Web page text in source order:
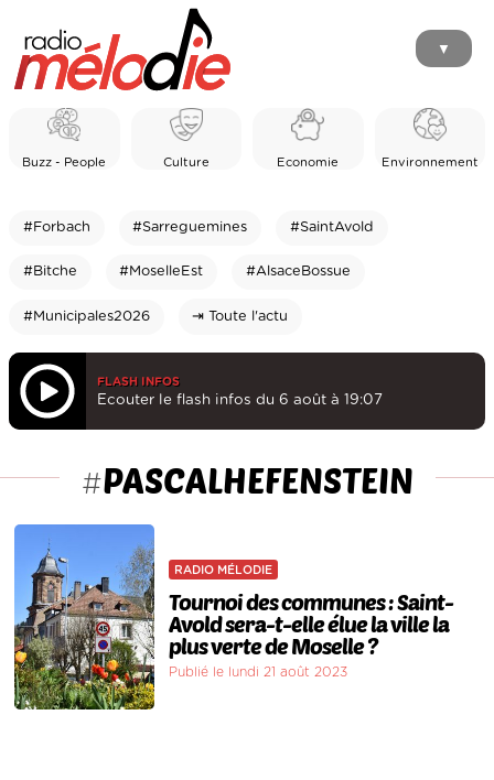
▼
Buzz - People Culture Economie Environnement
#Forbach #Sarreguemines #SaintAvold
#Bitche #MoselleEst #AlsaceBossue
#Municipales2026 ⇥ Toute l'actu
FLASH INFOS
Ecouter le flash infos du 6 août à 19:07
#PASCALHEFENSTEIN
RADIO MÉLODIE
Tournoi des communes : Saint-
Avold sera-t-elle élue la ville la
plus verte de Moselle ?
Publié le lundi 21 août 2023